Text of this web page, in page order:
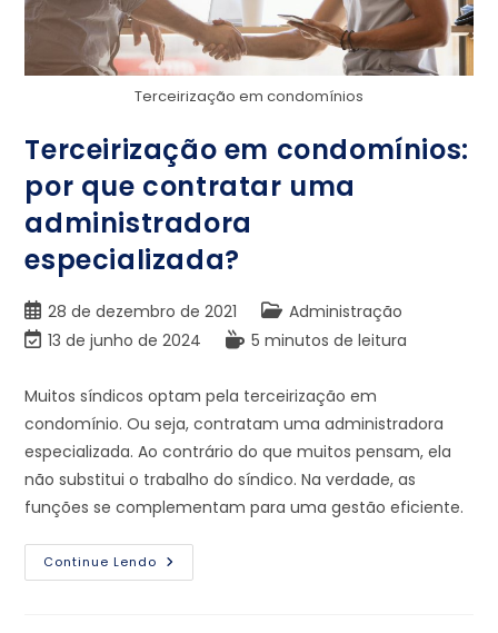
Terceirização em condomínios
Terceirização em condomínios:
por que contratar uma
administradora
especializada?
28 de dezembro de 2021
Administração
13 de junho de 2024
5 minutos de leitura
Muitos síndicos optam pela terceirização em
condomínio. Ou seja, contratam uma administradora
especializada. Ao contrário do que muitos pensam, ela
não substitui o trabalho do síndico. Na verdade, as
funções se complementam para uma gestão eficiente.
Continue Lendo